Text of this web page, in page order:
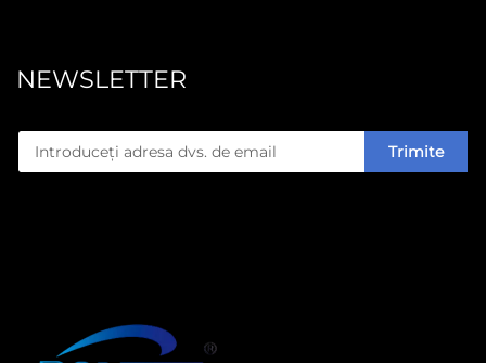
NEWSLETTER
Trimite